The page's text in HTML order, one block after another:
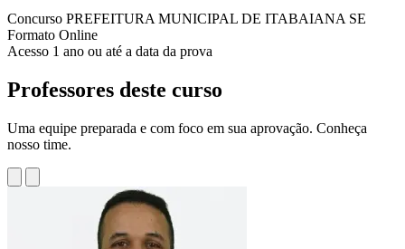
Concurso PREFEITURA MUNICIPAL DE ITABAIANA SE
Formato Online
Acesso 1 ano ou até a data da prova
Professores deste curso
Uma equipe preparada e com foco em sua aprovação. Conheça
nosso time.